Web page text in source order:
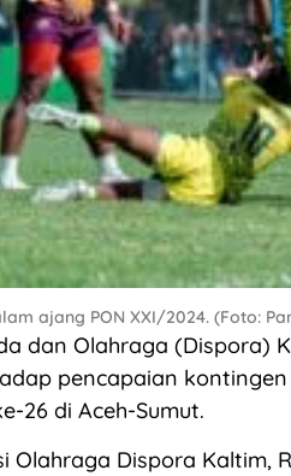
ajang PON XXI/2024. (Foto:
dan Olahraga (Dispora)
pencapaian
26 di Aceh-Sumut.
Olahraga Dispora Kaltim,